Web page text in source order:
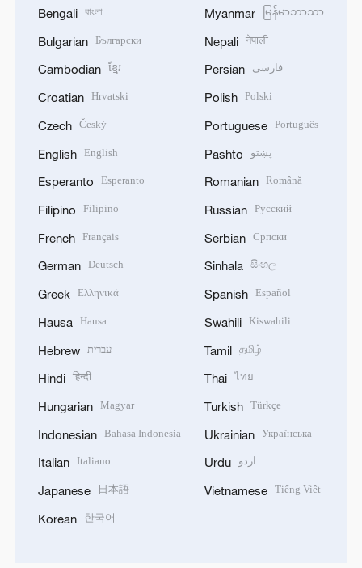
Bengali বাংলা
Bulgarian Български
Cambodian ខ្មែរ
Croatian Hrvatski
Czech Český
English English
Esperanto Esperanto
Filipino Filipino
French Français
German Deutsch
Greek Ελληνικά
Hausa Hausa
Hebrew עברית
Hindi हिन्दी
Hungarian Magyar
Indonesian Bahasa Indonesia
Italian Italiano
Japanese 日本語
Korean 한국어
Myanmar မြန်မာဘာသာ
Nepali नेपाली
Persian فارسی
Polish Polski
Portuguese Português
Pashto پښتو
Romanian Română
Russian Русский
Serbian Српски
Sinhala සිංහල
Spanish Español
Swahili Kiswahili
Tamil தமிழ்
Thai ไทย
Turkish Türkçe
Ukrainian Українська
Urdu اردو
Vietnamese Tiếng Việt